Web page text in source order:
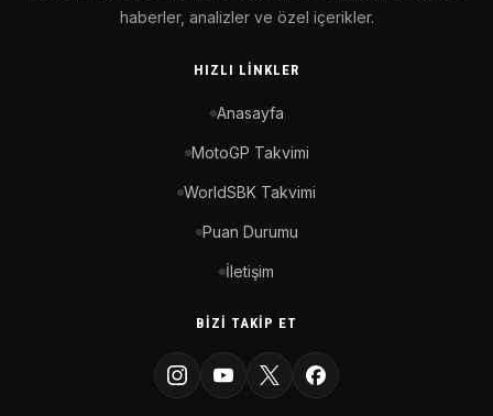
haberler, analizler ve özel içerikler.
HIZLI LINKLER
Anasayfa
MotoGP Takvimi
WorldSBK Takvimi
Puan Durumu
İletişim
BIZI TAKIP ET